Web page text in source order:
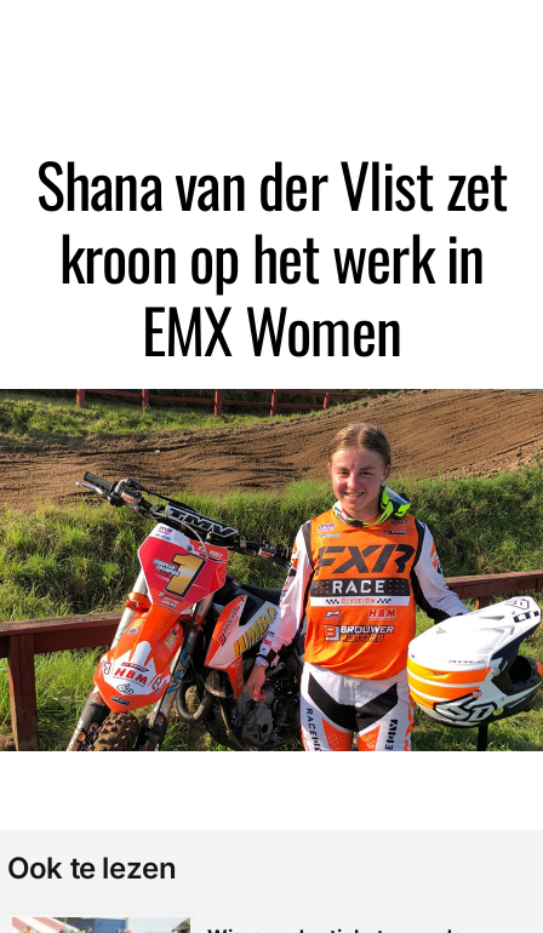
Shana van der Vlist zet
kroon op het werk in
EMX Women
Ook te lezen